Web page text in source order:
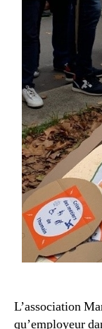
L’association
qu’employeur